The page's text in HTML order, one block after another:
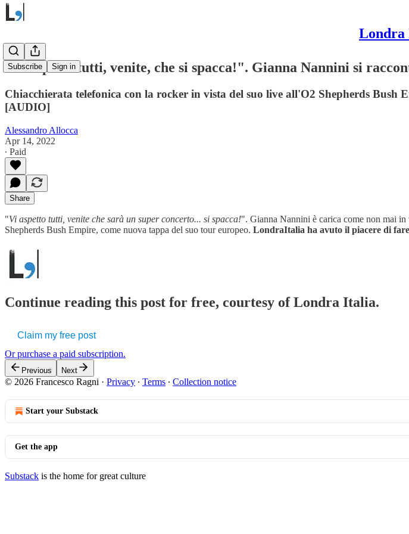
Londra
Subscribe Sign in
"Vi aspetto tutti, venite, che si spacca!". Gianna Nannini si
Chiacchierata telefonica con la rocker in vista del suo live all'O2 Shepherds
[AUDIO]
Alessandro Allocca
Apr 14, 2022
∙ Paid
Share
"Vi aspetto tutti, venite che sarà un super concerto... si spacca!". Gianna Nannini è carica come non mai
Shepherds Bush Empire, come nuova tappa del suo tour europeo. LondraItalia ha avuto il piacere di
Continue reading this post for free, courtesy of Londra Italia.
Claim my free post
Or purchase a paid subscription.
Previous Next
© 2026 Francesco Ragni · Privacy ∙ Terms ∙ Collection notice
Start your Substack
Get the app
Substack is the home for great culture